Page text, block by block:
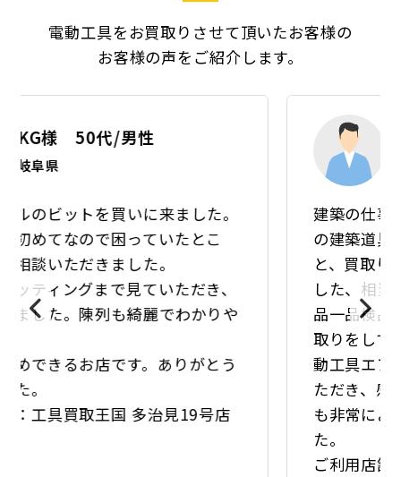
電動工具をお買取りさせて頂いたお客様の
お客様の声をご紹介します。
AN様 50代/男性
建築の仕事を30才のときから起業してから
の建築道具等々を廃業を機に処分しょう
と、買取り王国桑名店さんに、持ち込みま
した、相当年代物の道具も有りましたが一
品一品検品していただき、予想以上の引き
取りをしていただき、その上作動しない電
動工具エアーガン等まで当店で処分してい
ただき、感謝です。三人の店員さんの対応
も非常によく又利用したいとおもいまし